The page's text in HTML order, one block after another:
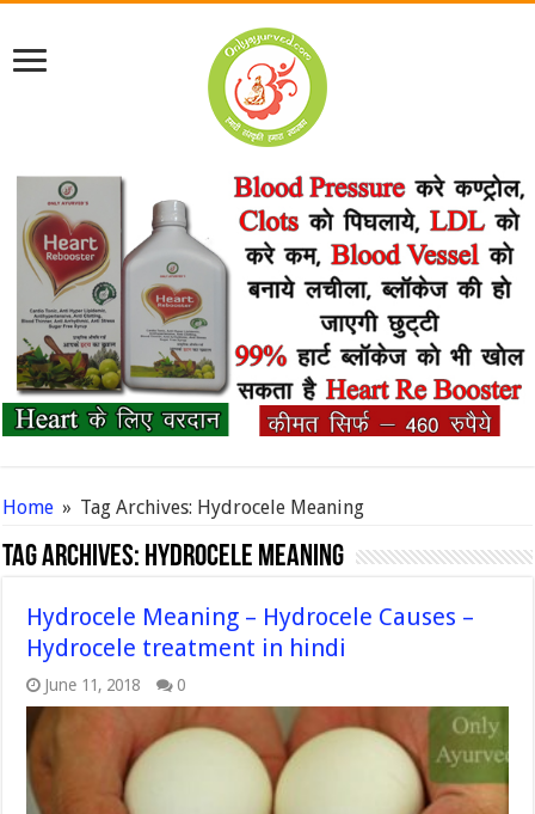
Home » Tag Archives: Hydrocele Meaning
Tag Archives: Hydrocele Meaning
Hydrocele Meaning – Hydrocele Causes –
Hydrocele treatment in hindi
June 11, 2018 0